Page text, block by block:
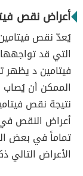
أعراض نقص
يُعدّ نقص
التي قد
فيتامين د يظهر
الممكن أن
نتيجة نقص
أعراض النقص في
تماماً في بعض
الأعراض التالي